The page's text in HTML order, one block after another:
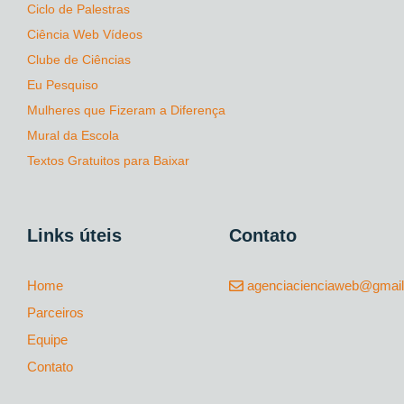
Ciclo de Palestras
Ciência Web Vídeos
Clube de Ciências
Eu Pesquiso
Mulheres que Fizeram a Diferença
Mural da Escola
Textos Gratuitos para Baixar
Links úteis
Home
Parceiros
Equipe
Contato
Contato